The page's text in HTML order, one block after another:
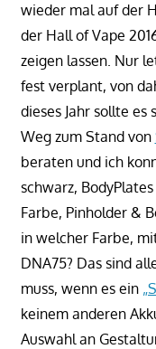
wieder mal auf der
der Hall of Vape
zeigen lassen. Nur
fest verplant, von
dieses Jahr sollte
Weg zum Stand von
beraten und ich
schwarz,
Farbe, Pinholder &
in welcher Farbe,
DNA75? Das sind
muss, wenn es ein
keinem anderen
Auswahl an